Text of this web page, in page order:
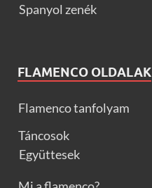
Spanyol zenék
FLAMENCO OLDALAK
Flamenco tanfolyam
Táncosok
Együttesek